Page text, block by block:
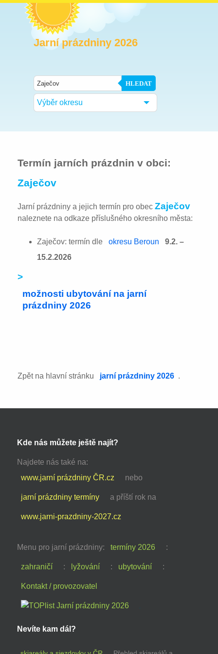
Jarní prázdniny 2026
HLEDAT
Výběr okresu
Termín jarních prázdnin v obci:
Zaječov
Jarní prázdniny a jejich termín pro obecZaječov
naleznete na odkaze příslušného okresního města:
Zaječov: termín dle okresu Beroun
9.2. –
15.2.2026
>
možnosti ubytování na jarní
prázdniny 2026
Zpět na hlavní stránku jarní prázdniny 2026 .
Kde nás můžete ještě najít?
Najdete nás také na:
www.jarní prázdniny ČR.cz
nebo
jarní prázdniny termíny a příští rok na
www.jarni-prazdniny-2027.cz
Menu pro jarní prázdniny: termíny 2026 :
zahraničí : lyžování : ubytování :
Kontakt / provozovatel
Nevíte kam dál?